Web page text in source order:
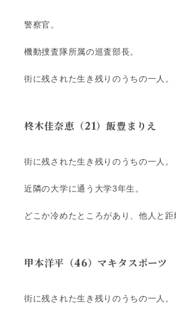
警察官。
機動捜査隊所属の巡査部長。
街に残された生き残りのうちの一人。
柊木佳奈恵（21）飯豊まりえ
街に残された生き残りのうちの一人。
近隣の大学に通う大学3年生。
どこか冷めたところがあり、他人と距
甲本洋平（46）マキタスポーツ
街に残された生き残りのうちの一人。